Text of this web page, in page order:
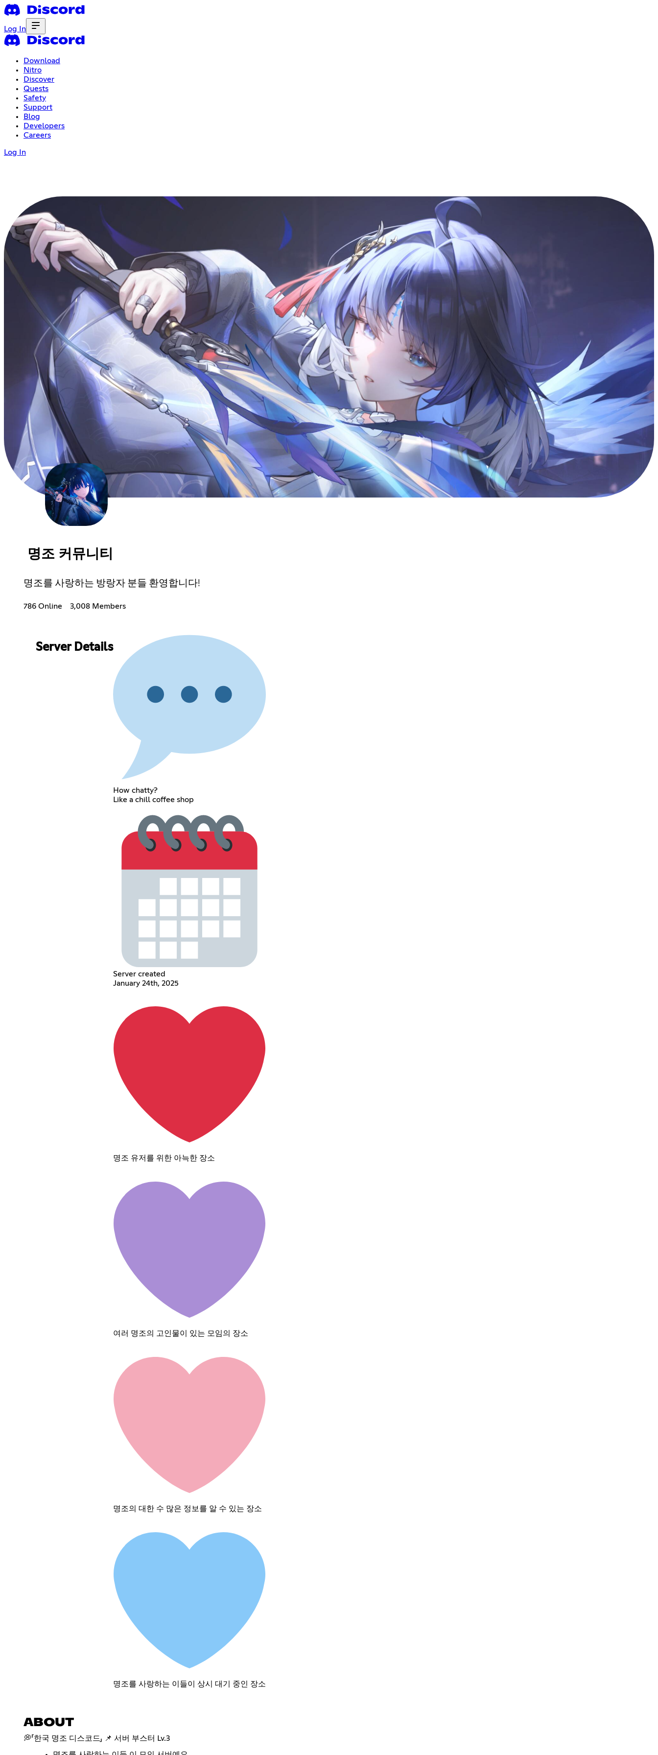
Log In
Download
Nitro
Discover
Quests
Safety
Support
Blog
Developers
Careers
Log In
명조 커뮤니티
명조를 사랑하는 방랑자 분들 환영합니다!
786 Online 3,008 Members
Server Details
How chatty?
Like a chill coffee shop
Server created
January 24th, 2025
명조 유저를 위한 아늑한 장소
여러 명조의 고인물이 있는 모임의 장소
명조의 대한 수 많은 정보를 알 수 있는 장소
명조를 사랑하는 이들이 상시 대기 중인 장소
ABOUT
💭「한국 명조 디스코드」 📌 서버 부스터 Lv.3